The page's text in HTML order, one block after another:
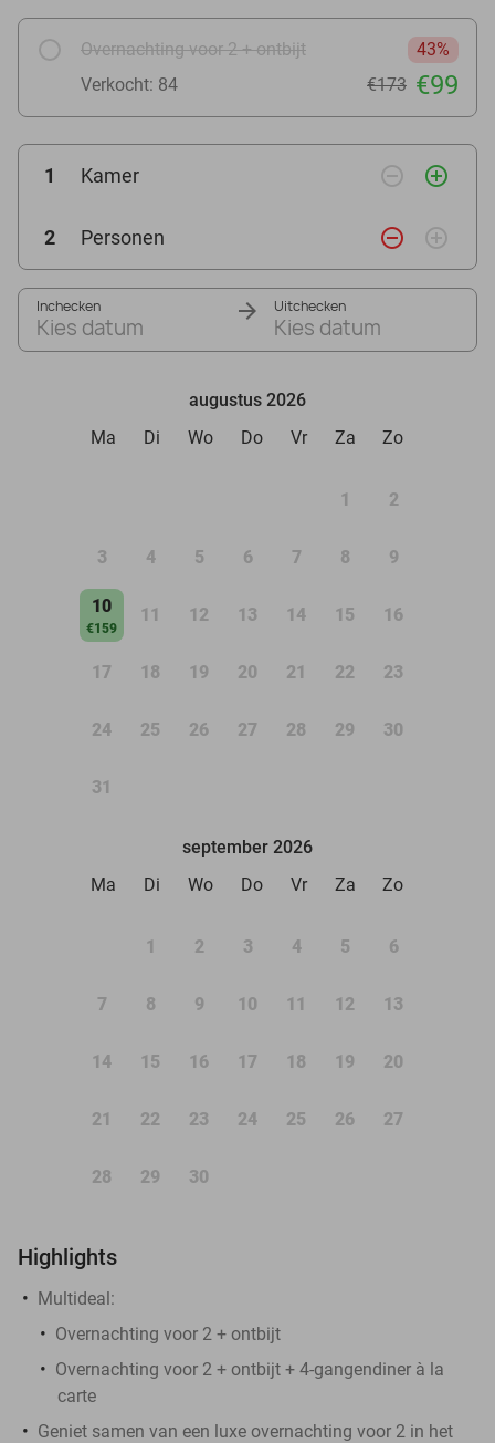
Overnachting voor 2 + ontbijt
43%
Verkocht: 84
€173 €99
1 Kamer remove_circle_outline add_circle_outline
2 Personen remove_circle_outline add_circle_outline
Inchecken
Kies datum
Uitchecken
Kies datum
augustus 2026
Ma
Di Wo Do Vr Za Zo
1 2
3 4 5 6 7 8 9
10
€159
11 12 13 14 15 16
17 18 19 20 21 22 23
24 25 26 27 28 29 30
31
september 2026
Ma
Di Wo Do Vr Za Zo
1 2 3 4 5 6
7 8 9 10 11 12 13
14 15 16 17 18 19 20
21 22 23 24 25 26 27
28 29 30
Highlights
Multideal:
Overnachting voor 2 + ontbijt
Overnachting voor 2 + ontbijt + 4-gangendiner à la
carte
Geniet samen van een luxe overnachting voor 2 in het